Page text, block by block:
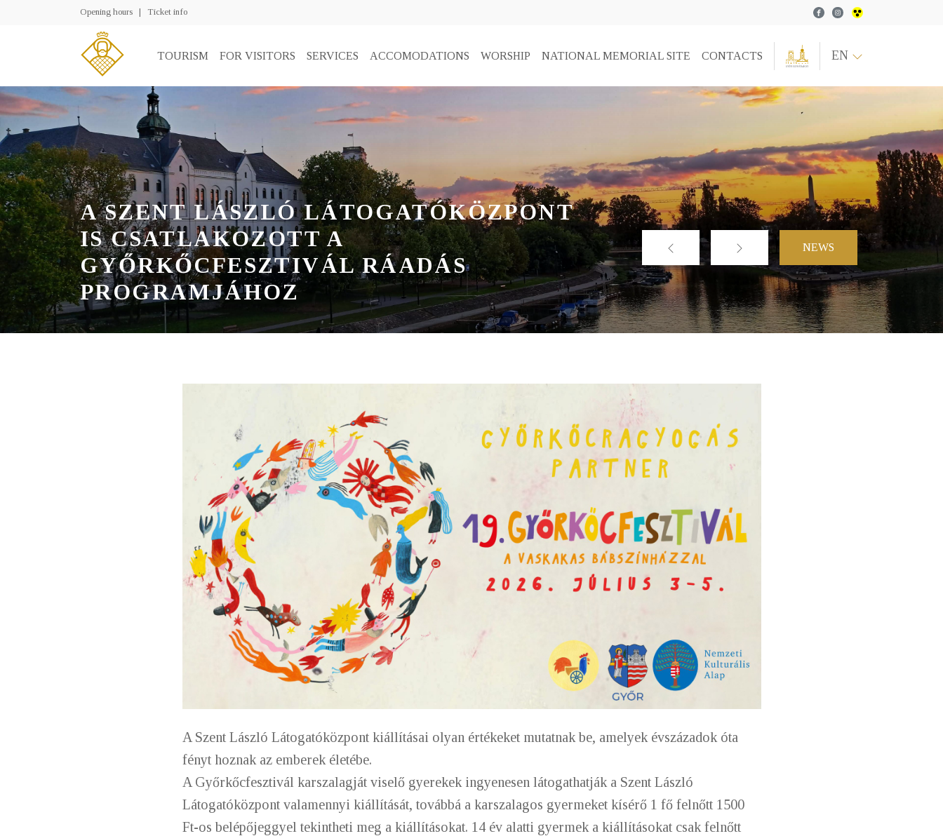
Opening hours | Ticket info FacebookInstagram
TOURISM FOR VISITORS SERVICES ACCOMODATIONS WORSHIP NATIONAL MEMORIAL SITE CONTACTS EN
A SZENT LÁSZLÓ LÁTOGATÓKÖZPONT
IS CSATLAKOZOTT A
GYŐRKŐCFESZTIVÁL RÁADÁS
PROGRAMJÁHOZ
NEWS
A Szent László Látogatóközpont kiállításai olyan értékeket mutatnak be, amelyek évszázadok óta
fényt hoznak az emberek életébe.
A Győrkőcfesztivál karszalagját viselő gyerekek ingyenesen látogathatják a Szent László
Látogatóközpont valamennyi kiállítását, továbbá a karszalagos gyermeket kísérő 1 fő felnőtt 1500
Ft-os belépőjeggyel tekintheti meg a kiállításokat. 14 év alatti gyermek a kiállításokat csak felnőtt